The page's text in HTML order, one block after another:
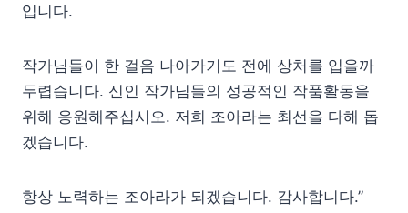
입니다.
작가님들이 한 걸음 나아가기도 전에 상처를 입을까
두렵습니다. 신인 작가님들의 성공적인 작품활동을
위해 응원해주십시오. 저희 조아라는 최선을 다해 돕
겠습니다.
항상 노력하는 조아라가 되겠습니다. 감사합니다.”